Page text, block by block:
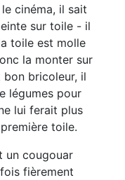
cinéma, il sait
sur toile - il
toile est molle
la monter sur
bricoleur, il
légumes pour
lui ferait plus
toile.
un cougouar
fièrement